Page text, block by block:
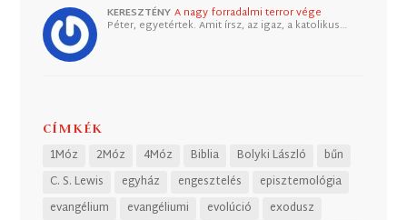
KERESZTÉNY A nagy forradalmi terror vége
Péter, egyetértek. Amit írsz, az igaz, a katolikus…
CÍMKÉK
1Móz 2Móz 4Móz Biblia Bolyki László
bűn
C. S. Lewis
egyház engesztelés
episztemológia
evangélium
evangéliumi evolúció
exodusz